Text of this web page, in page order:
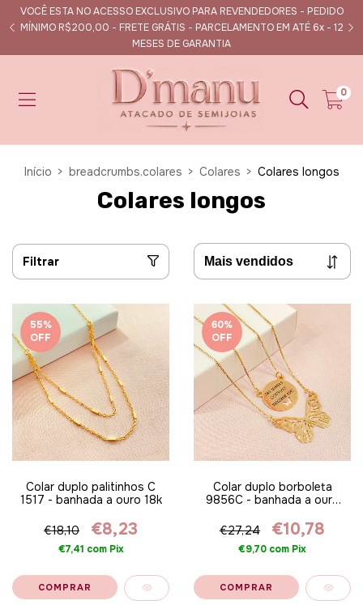
VOCÊ ESTA NO ACESSO EXCLUSIVO PARA REVENDEDORES - PEDIDO
MÍNIMO R$200,00 - FRETE GRÁTIS - PARCELAMENTO EM ATÉ 6x - 12
MESES DE GARANTIA
0
Início > breadcrumbs.colares > Colares > Colares longos
Colares longos
Filtrar
55%
OFF
Colar duplo palitinhos C
1517 - banhada a ouro 18k
€18,10 €8,23
€7,41 com Pix
60%
OFF
Colar duplo borboleta
9856C - banhada a ouro
€27,24
€10,78
€9,70 com Pix